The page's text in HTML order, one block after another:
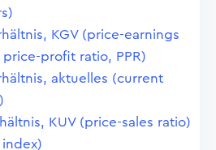
KGV (price-earnings
price-profit ratio, PPR)
aktuelles (current
KUV (price-sales ratio)